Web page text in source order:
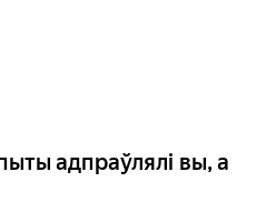
адпраўлялі вы, а